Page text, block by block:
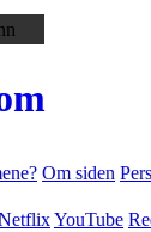
Om siden
YouTube